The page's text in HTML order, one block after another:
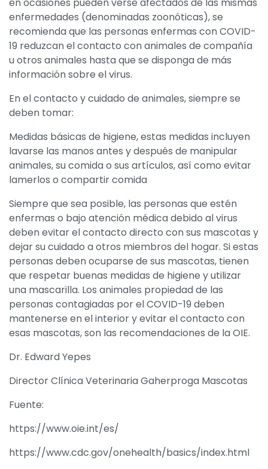
enfermedades (denominadas zoonóticas), se
recomienda que las personas enfermas con COVID-
19 reduzcan el contacto con animales de compañía
u otros animales hasta que se disponga de más
información sobre el virus.
En el contacto y cuidado de animales, siempre se
deben tomar:
Medidas básicas de higiene, estas medidas incluyen
lavarse las manos antes y después de manipular
animales, su comida o sus artículos, así como evitar
lamerlos o compartir comida
Siempre que sea posible, las personas que estén
enfermas o bajo atención médica debido al virus
deben evitar el contacto directo con sus mascotas y
dejar su cuidado a otros miembros del hogar. Si estas
personas deben ocuparse de sus mascotas, tienen
que respetar buenas medidas de higiene y utilizar
una mascarilla. Los animales propiedad de las
personas contagiadas por el COVID-19 deben
mantenerse en el interior y evitar el contacto con
esas mascotas, son las recomendaciones de la OIE.
Dr. Edward Yepes
Director Clínica Veterinaria Gaherproga Mascotas
Fuente:
https://www.oie.int/es/
https://www.cdc.gov/onehealth/basics/index.html